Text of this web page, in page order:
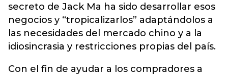
secreto de Jack Ma ha sido desarrollar esos
negocios y “tropicalizarlos” adaptándolos a
las necesidades del mercado chino y a la
idiosincrasia y restricciones propias del país.
Con el fin de ayudar a los compradores a